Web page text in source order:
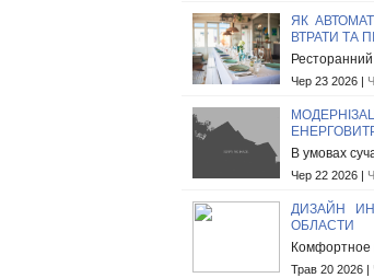
ЯК
ВТРАТИ ТА
Чер 23 2026 |
В умовах
Чер 22 2026 |
ДИЗАЙН
ОБЛАСТИ
Комфортное
Трав 20 2026 |